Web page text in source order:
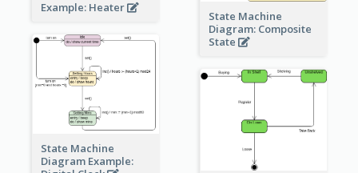
Example: Heater
State Machine
Diagram: Composite
State
State Machine
Diagram Example: